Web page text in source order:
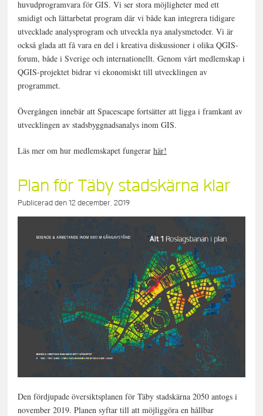
huvudprogramvara för GIS. Vi ser stora möjligheter med ett
smidigt och lättarbetat program där vi både kan integrera tidigare
utvecklade analysprogram och utveckla nya analysmetoder. Vi är
också glada att få vara en del i kreativa diskussioner i olika QGIS-
forum, både i Sverige och internationellt. Genom vårt medlemskap i
QGIS-projektet bidrar vi ekonomiskt till utvecklingen av
programmet.
Övergången innebär att Spacescape fortsätter att ligga i framkant av
utvecklingen av stadsbyggnadsanalys inom GIS.
Läs mer om hur medlemskapet fungerar här!
Plan för Täby stadskärna klar
Publicerad den12 december, 2019
Den fördjupade översiktsplanen för Täby stadskärna 2050 antogs i
november 2019. Planen syftar till att möjliggöra en hållbar